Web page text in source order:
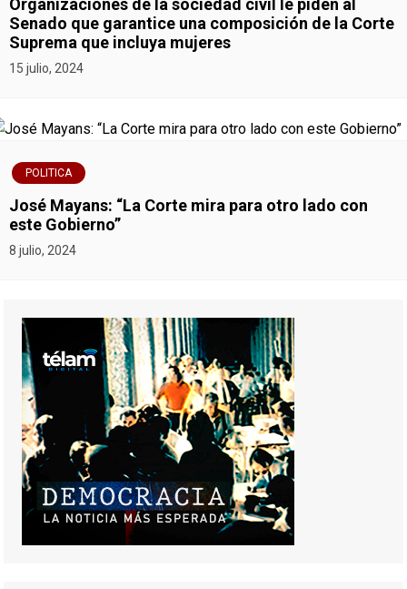
Organizaciones de la sociedad civil le piden al
Senado que garantice una composición de la Corte
Suprema que incluya mujeres
15 julio, 2024
POLITICA
José Mayans: “La Corte mira para otro lado con
este Gobierno”
8 julio, 2024